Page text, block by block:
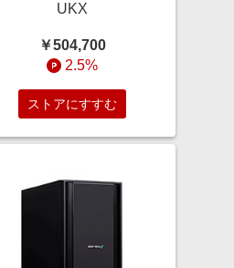
UKX
￥504,700
2.5%
ストアにすすむ